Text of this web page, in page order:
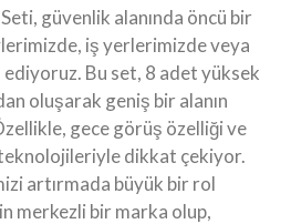
güvenlik alanında öncü bir
iş yerlerimizde veya
Bu set, 8 adet yüksek
oluşarak geniş bir alanın
gece görüş özelliği ve
dikkat çekiyor.
artırmada büyük bir rol
merkezli bir marka olup,